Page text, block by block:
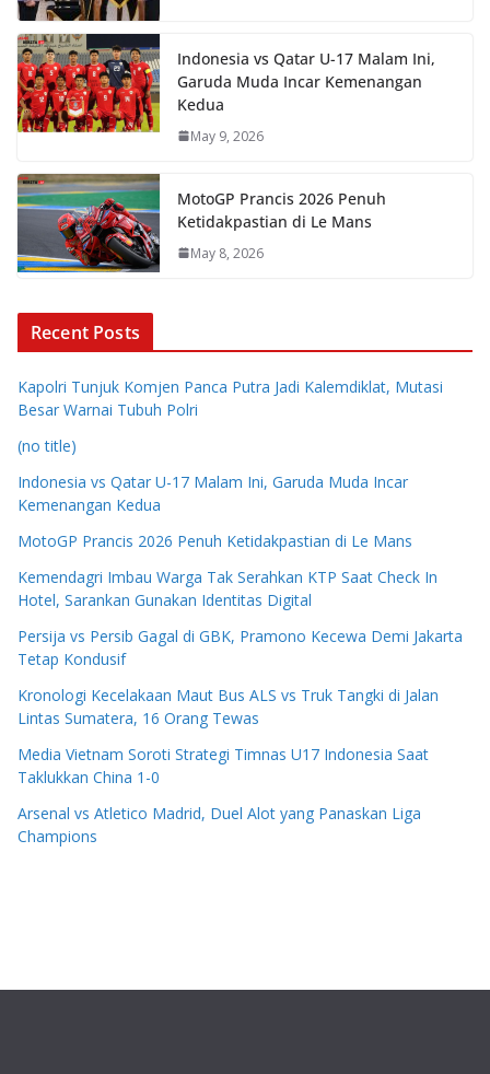
Indonesia vs Qatar U-17 Malam Ini,
Garuda Muda Incar Kemenangan
Kedua
May 9, 2026
MotoGP Prancis 2026 Penuh
Ketidakpastian di Le Mans
May 8, 2026
Recent Posts
Kapolri Tunjuk Komjen Panca Putra Jadi Kalemdiklat, Mutasi
Besar Warnai Tubuh Polri
(no title)
Indonesia vs Qatar U-17 Malam Ini, Garuda Muda Incar
Kemenangan Kedua
MotoGP Prancis 2026 Penuh Ketidakpastian di Le Mans
Kemendagri Imbau Warga Tak Serahkan KTP Saat Check In
Hotel, Sarankan Gunakan Identitas Digital
Persija vs Persib Gagal di GBK, Pramono Kecewa Demi Jakarta
Tetap Kondusif
Kronologi Kecelakaan Maut Bus ALS vs Truk Tangki di Jalan
Lintas Sumatera, 16 Orang Tewas
Media Vietnam Soroti Strategi Timnas U17 Indonesia Saat
Taklukkan China 1-0
Arsenal vs Atletico Madrid, Duel Alot yang Panaskan Liga
Champions